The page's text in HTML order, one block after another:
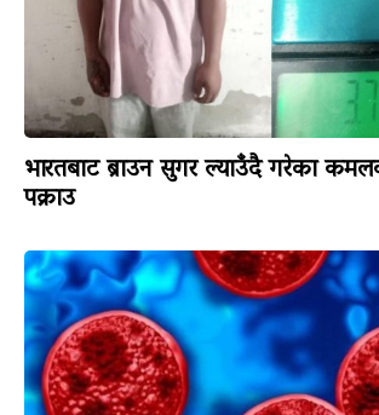
भारतबाट ब्राउन सुगर ल्याउँदै गरेका
पक्राउ